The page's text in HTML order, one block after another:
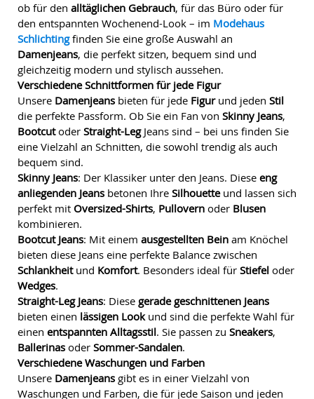
ob für den alltäglichen Gebrauch, für das Büro oder für
den entspannten Wochenend-Look – im Modehaus
Schlichtingfinden Sie eine große Auswahl an
Damenjeans, die perfekt sitzen, bequem sind und
gleichzeitig modern und stylisch aussehen.
Verschiedene Schnittformen für jede Figur
Unsere Damenjeans bieten für jede Figurund jeden Stil
die perfekte Passform. Ob Sie ein Fan von Skinny Jeans,
Bootcutoder Straight-LegJeans sind – bei uns finden Sie
eine Vielzahl an Schnitten, die sowohl trendig als auch
bequem sind.
Skinny Jeans: Der Klassiker unter den Jeans. Diese eng
anliegenden Jeans betonen Ihre Silhouetteund lassen sich
perfekt mit Oversized-Shirts, Pullovern oder Blusen
kombinieren.
Bootcut Jeans: Mit einem ausgestellten Bein am Knöchel
bieten diese Jeans eine perfekte Balance zwischen
Schlankheitund Komfort. Besonders ideal für Stiefel oder
Wedges.
Straight-Leg Jeans: Diese gerade geschnittenen Jeans
bieten einen lässigen Lookund sind die perfekte Wahl für
einen entspannten Alltagsstil. Sie passen zu Sneakers,
Ballerinas oder Sommer-Sandalen.
Verschiedene Waschungen und Farben
Unsere Damenjeans gibt es in einer Vielzahl von
Waschungen und Farben, die für jede Saison und jeden